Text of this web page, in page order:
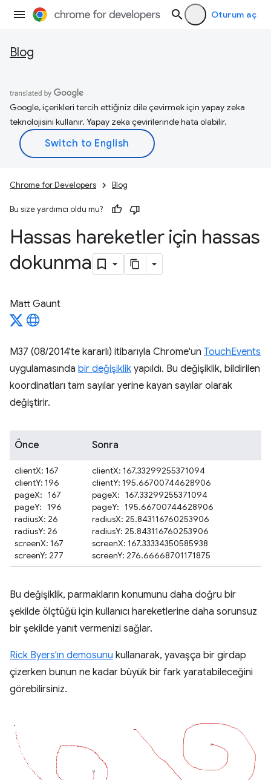
Oturum aç
Blog
Google, içerikleri tercih ettiğiniz dile çevirmek için yapay zeka
teknolojisini kullanır. Yapay zeka çevirilerinde hata olabilir.
Chrome for Developers Blog
Bu size yardımcı oldu mu?
Hassas hareketler için hassas
dokunma
Matt Gaunt
M37 (08/2014'te kararlı) itibarıyla Chrome'un TouchEvents
uygulamasında bir değişiklik yapıldı. Bu değişiklik, bildirilen
koordinatları tam sayılar yerine kayan sayılar olarak
değiştirir.
Önce Sonra
clientX: 167
clientY: 196
pageX: 167
pageY: 196
radiusX: 26
radiusY: 26
screenX: 167
screenY: 277
clientX: 167.33299255371094
clientY: 195.66700744628906
pageX: 167.33299255371094
pageY: 195.66700744628906
radiusX: 25.843116760253906
radiusY: 25.843116760253906
screenX: 167.33334350585938
screenY: 276.66668701171875
Bu değişiklik, parmakların konumunu daha doğru bir
şekilde ölçtüğü için kullanıcı hareketlerine daha sorunsuz
bir şekilde yanıt vermenizi sağlar.
Rick Byers'ın demosunu kullanarak, yavaşça bir girdap
çizerken bunun ne kadar büyük bir fark yaratabileceğini
görebilirsiniz.